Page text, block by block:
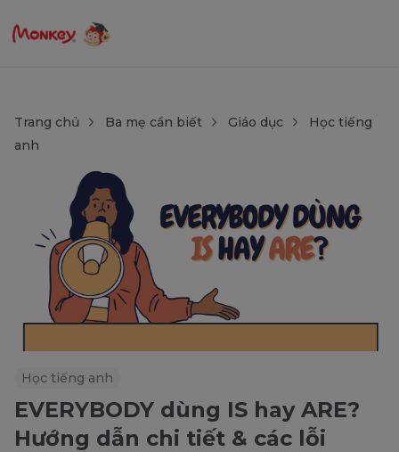
Trang chủ Ba mẹ cần biết Giáo dục
Học tiếng
anh
Học tiếng anh
EVERYBODY dùng IS hay ARE?
Hướng dẫn chi tiết & các lỗi